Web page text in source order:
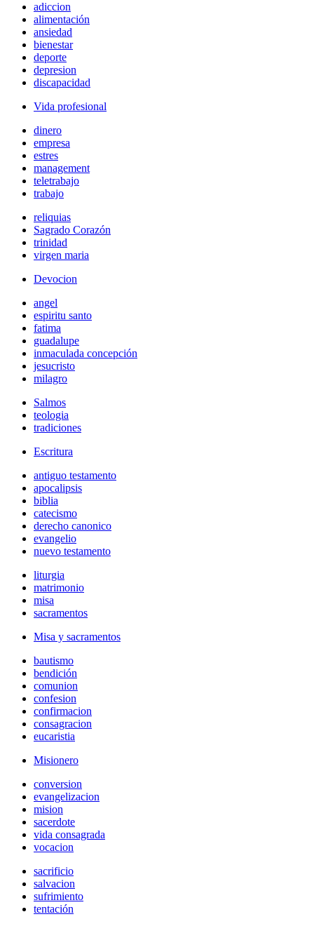
adiccion
alimentación
ansiedad
bienestar
deporte
depresion
discapacidad
Vida profesional
dinero
empresa
estres
management
teletrabajo
trabajo
reliquias
Sagrado Corazón
trinidad
virgen maria
Devocion
angel
espiritu santo
fatima
guadalupe
inmaculada concepción
jesucristo
milagro
Salmos
teologia
tradiciones
Escritura
antiguo testamento
apocalipsis
biblia
catecismo
derecho canonico
evangelio
nuevo testamento
liturgia
matrimonio
misa
sacramentos
Misa y sacramentos
bautismo
bendición
comunion
confesion
confirmacion
consagracion
eucaristia
Misionero
conversion
evangelizacion
mision
sacerdote
vida consagrada
vocacion
sacrificio
salvacion
sufrimiento
tentación